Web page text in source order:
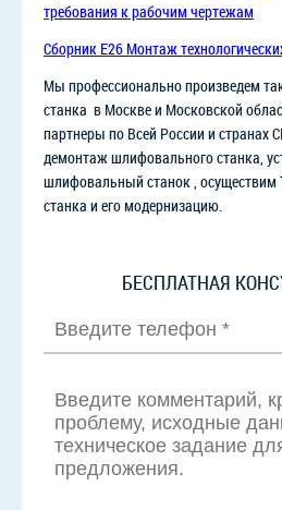
требования к рабочим чертежам
Сборник Е26 Монтаж
Мы профессионально произведем
станка в Москве и Московской
партнеры по Всей России и странах
демонтаж шлифовального станка,
шлифовальный станок ,
станка и его модернизацию.
БЕСПЛАТНАЯ